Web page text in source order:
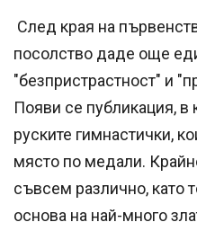
След края на
посолство даде още
"безпристрастност" и
Появи се публикация, в
руските гимнастички,
място по медали.
съвсем различно, като
основа на най-много